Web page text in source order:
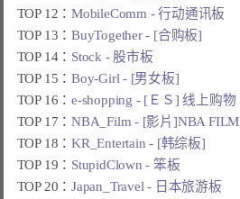
TOP 12：MobileComm - 行动通讯板
TOP 13：BuyTogether - [合购板]
TOP 14： Stock - 股市板
TOP 15：Boy-Girl - [男女板]
TOP 16：e-shopping - [ＥＳ] 线上购物
TOP 17：NBA_Film - [影片]NBA FILM
TOP 18：KR_Entertain - [韩综板]
TOP 19： StupidClown - 笨板
TOP 20：Japan_Travel - 日本旅游板